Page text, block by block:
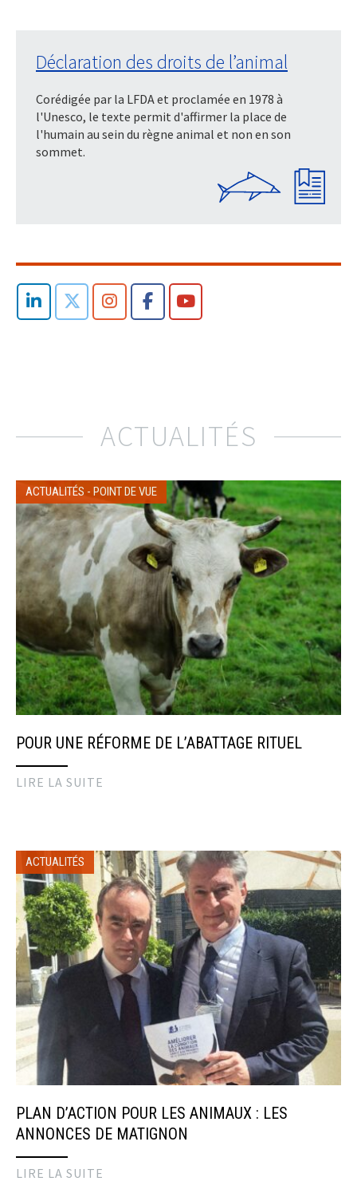
Déclaration des droits de l’animal
Corédigée par la LFDA et proclamée en 1978 à
l'Unesco, le texte permit d'affirmer la place de
l'humain au sein du règne animal et non en son
sommet.
ACTUALITÉS
ACTUALITÉS - POINT DE VUE
POUR UNE RÉFORME DE L’ABATTAGE RITUEL
LIRE LA SUITE
ACTUALITÉS
PLAN D’ACTION POUR LES ANIMAUX : LES
ANNONCES DE MATIGNON
LIRE LA SUITE